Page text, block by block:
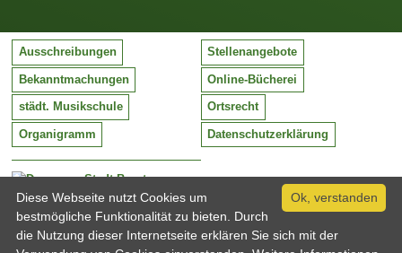
Stadt Barntrup
Mittelstraße 38
32683 Barntrup
Tel:
05263 / 409-0
Ausschreibungen Stellenangebote
Bekanntmachungen Online-Bücherei
städt. Musikschule Ortsrecht
Organigramm Datenschutzerklärung
Ok, verstanden
Diese Webseite nutzt Cookies um
bestmögliche Funktionalität zu bieten. Durch
die Nutzung dieser Internetseite erklären Sie sich mit der